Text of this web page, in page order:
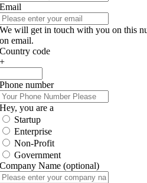
Email
We will get in touch with you on this
on email.
Country code
+
Phone number
Hey, you are a
Startup
Enterprise
Non-Profit
Government
Company Name (optional)